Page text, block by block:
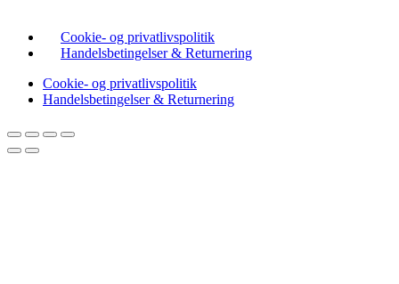
Cookie- og privatlivspolitik
Handelsbetingelser & Returnering
Cookie- og privatlivspolitik
Handelsbetingelser & Returnering